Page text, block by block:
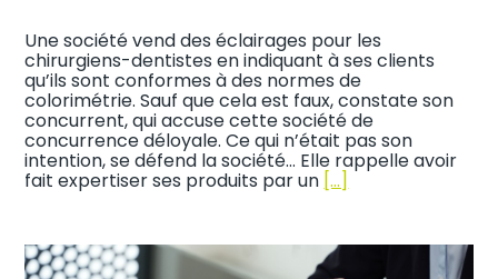
Une société vend des éclairages pour les
chirurgiens-dentistes en indiquant à ses clients
qu’ils sont conformes à des normes de
colorimétrie. Sauf que cela est faux, constate son
concurrent, qui accuse cette société de
concurrence déloyale. Ce qui n’était pas son
intention, se défend la société… Elle rappelle avoir
fait expertiser ses produits par un […]